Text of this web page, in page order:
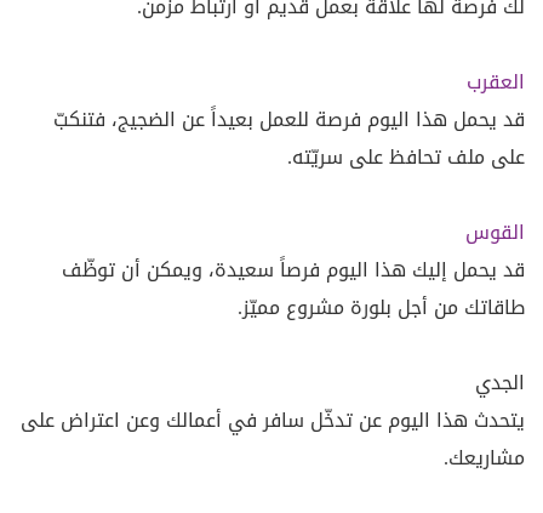
العقرب
قد يحمل هذا اليوم فرصة للعمل بعيداً عن الضجيج، فتنكبّ
على ملف تحافظ على سريّته.
القوس
قد يحمل إليك هذا اليوم فرصاً سعيدة، ويمكن أن توظّف
طاقاتك من أجل بلورة مشروع مميّز.
الجدي
يتحدث هذا اليوم عن تدخّل سافر في أعمالك وعن اعتراض على
مشاريعك.